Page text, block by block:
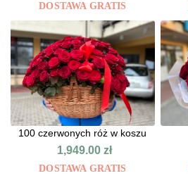
DOSTAWA GRATIS
100 czerwonych róż w koszu
1,949.00zł
DOSTAWA GRATIS